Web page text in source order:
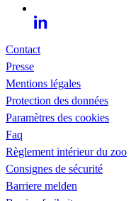
Contact
Presse
Mentions légales
Protection des données
Paramètres des cookies
Faq
Règlement intérieur du zoo
Consignes de sécurité
Barriere melden